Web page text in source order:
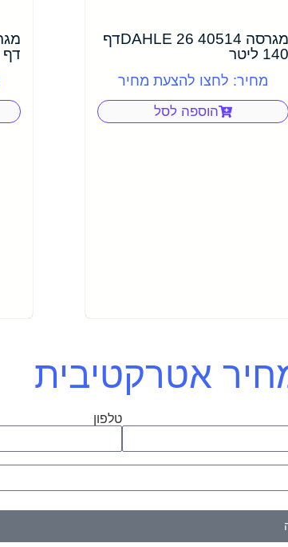
מגרסה 40514 DAHLE 26דף
140 ליטר
מחיר: לחצו להצעת מחיר
הוספה לסל
דף
אטרקטיבית
טלפון